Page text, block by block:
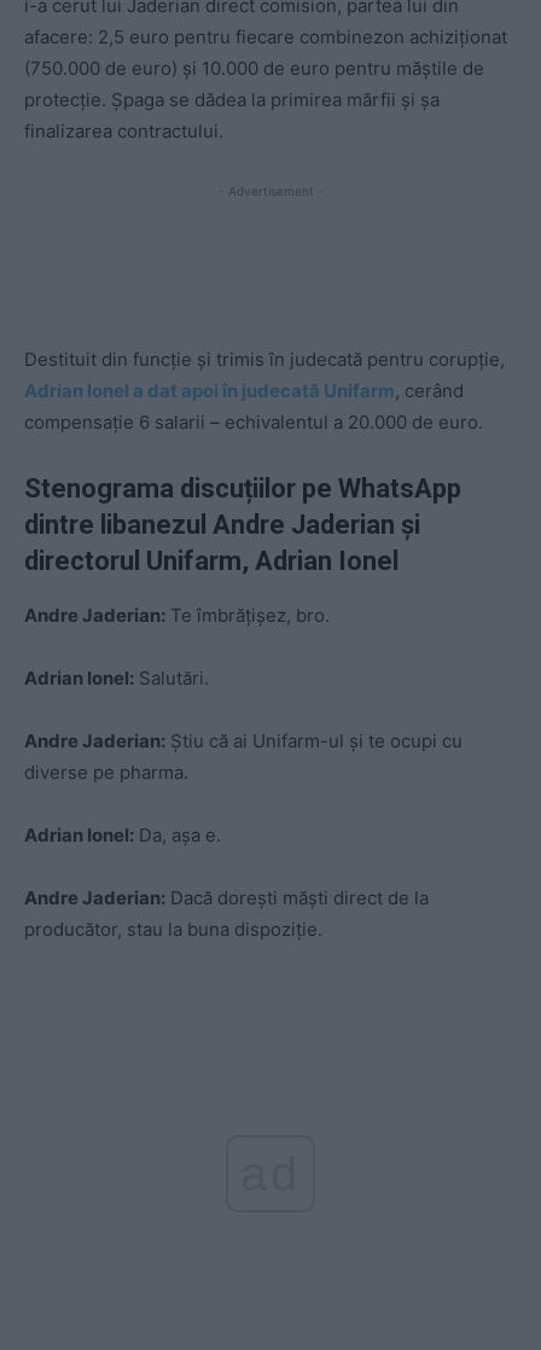
i-a cerut lui Jaderian direct comision, partea lui din
afacere: 2,5 euro pentru fiecare combinezon achiziționat
(750.000 de euro) și 10.000 de euro pentru măștile de
protecție. Șpaga se dădea la primirea mărfii și șa
finalizarea contractului.
- Advertisement -
Destituit din funcție și trimis în judecată pentru corupție,
Adrian Ionel a dat apoi în judecată Unifarm, cerând
compensație 6 salarii – echivalentul a 20.000 de euro.
Stenograma discuțiilor pe WhatsApp
dintre libanezul Andre Jaderian și
directorul Unifarm, Adrian Ionel
Andre Jaderian: Te îmbrățișez, bro.
Adrian Ionel: Salutări.
Andre Jaderian: Știu că ai Unifarm-ul și te ocupi cu
diverse pe pharma.
Adrian Ionel: Da, așa e.
Andre Jaderian: Dacă dorești măști direct de la
producător, stau la buna dispoziție.